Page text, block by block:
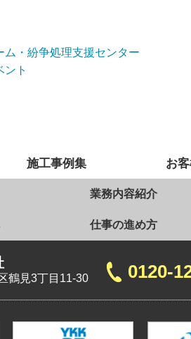
ム・紛争処理支援センター
ント
施工事例集 お
業務内容紹介
仕事の進め方
鶴見3丁目11-30 0120-